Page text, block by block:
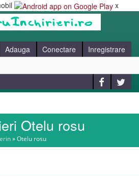
x
Adauga Conectare Inregistrare
Otelu rosu
»Otelu rosu